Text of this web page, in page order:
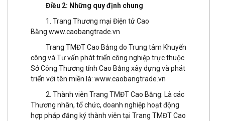
Điều 2: Những quy định chung
1. Trang Thương mại Điện tử Cao
Bằng www.caobangtrade.vn
Trang TMĐT Cao Bằng do Trung tâm Khuyến
công và Tư vấn phát triển công nghiệp trực thuộc
Sở Công Thương tỉnh Cao Bằng xây dựng và phát
triển với tên miền là: www.caobangtrade.vn
2. Thành viên Trang TMĐT Cao Bằng: Là các
Thương nhân, tổ chức, doanh nghiệp hoạt động
hợp pháp đăng ký thành viên tại Trang TMĐT Cao